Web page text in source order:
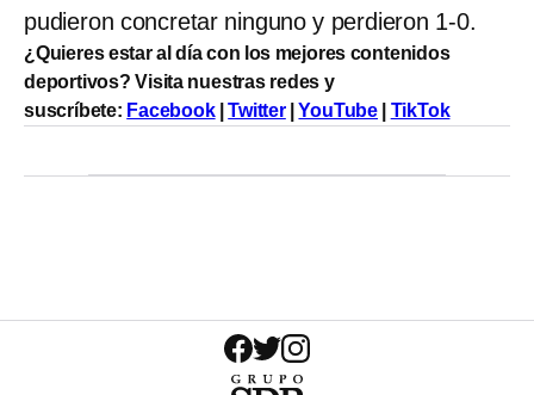
pudieron concretar ninguno y perdieron 1-0.
¿Quieres estar al día con los mejores contenidos
deportivos? Visita nuestras redes y
suscríbete: Facebook|Twitter|YouTube TikTok